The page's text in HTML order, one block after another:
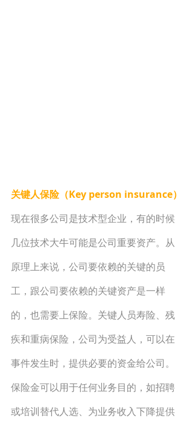
关键人保险（Key person insurance）
现在很多公司是技术型企业，有的时候
几位技术大牛可能是公司重要资产。从
原理上来说，公司要依赖的关键的员
工，跟公司要依赖的关键资产是一样
的，也需要上保险。关键人员寿险、残
疾和重病保险，公司为受益人，可以在
事件发生时，提供必要的资金给公司。
保险金可以用于任何业务目的，如招聘
或培训替代人选、为业务收入下降提供